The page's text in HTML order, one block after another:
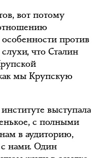
вот потому
против
что Сталин
мы Крупскую
выступала
с полными
в аудиторию,
с нами. Один